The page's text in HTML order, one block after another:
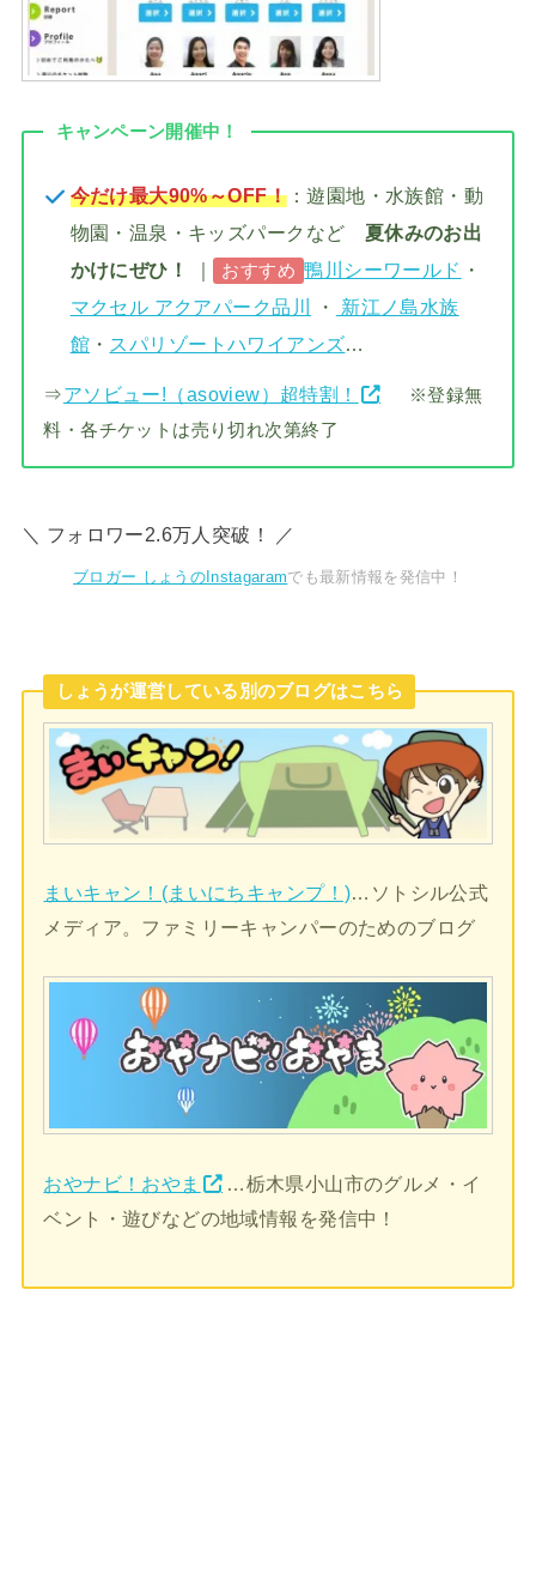
キャンペーン開催中！
今だけ最大90%～OFF！：遊園地・水族館・動
物園・温泉・キッズパークなど 夏休みのお出
かけにぜひ！
｜ おすすめ 鴨川シーワールド ・
マクセル アクアパーク品川
・
新江ノ島水族
館 ・ スパリゾートハワイアンズ…
⇒アソビュー!（asoview）超特割！
※登録無
料・各チケットは売り切れ次第終了
＼ フォロワー2.6万人突破！ ／
ブロガー しょうのInstagaramでも最新情報を発信中！
しょうが運営している別のブログはこちら
まいキャン！(まいにちキャンプ！)…ソトシル公式
メディア。ファミリーキャンパーのためのブログ
おやナビ！おやま
…栃木県小山市のグルメ・イ
ベント・遊びなどの地域情報を発信中！